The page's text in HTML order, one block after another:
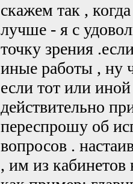
скажем так ,
лучше - я с
точку зрения
иные работы , ну
если тот или
действительно
переспрошу об
вопросов .
, им из кабинетов